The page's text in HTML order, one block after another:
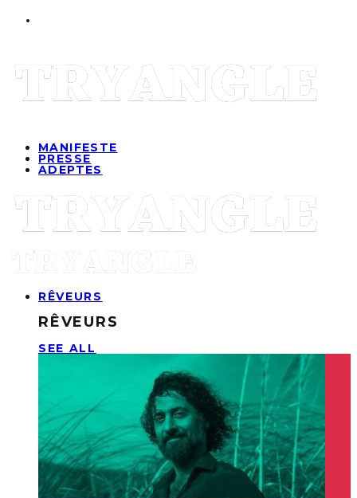
MANIFESTE
PRESSE
ADEPTES
RÊVEURS
RÊVEURS
SEE ALL